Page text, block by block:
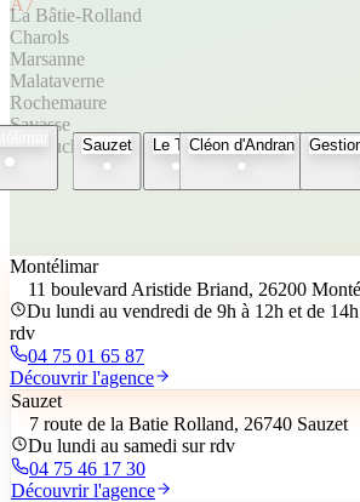
La Bâtie-Rolland
Charols
Marsanne
Malataverne
Rochemaure
Savasse
EspelucheSauzet Le TeilCléon d'Andran
Montélimar
11 boulevard Aristide Briand, 26200
Du lundi au vendredi de 9h à 12h et de
rdv
04 75 01 65 87
Découvrir l'agence
Sauzet
7 route de la Batie Rolland, 26740 Sauzet
Du lundi au samedi sur rdv
04 75 46 17 30
Découvrir l'agence